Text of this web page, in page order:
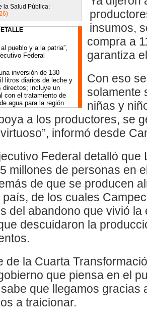
la Salud Pública:
pueblo y a la patria”,
Federal
inversión de 130
litros diarios de leche y
directos; incluye un
con el tratamiento de
agua para la región
insumos,
compra a
garantiza
Con eso
solamente
niñas y
a los productores, se
informó desde
Federal detalló que
millones de personas en
de que se producen
país, de los cuales
del abandono que vivió
descuidaron la
de la Cuarta
que piensa en el
que llegamos gracias
a traicionar.